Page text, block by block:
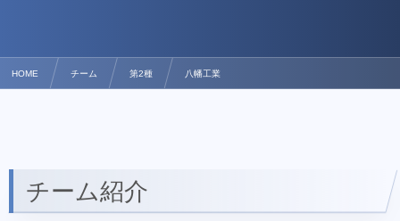
HOME チーム 第2種 八幡工業
チーム紹介